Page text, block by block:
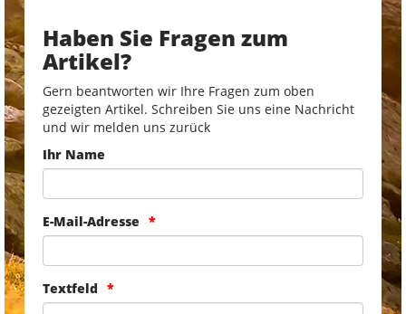
Haben Sie Fragen zum
Artikel?
Gern beantworten wir Ihre Fragen zum oben
gezeigten Artikel. Schreiben Sie uns eine Nachricht
und wir melden uns zurück
Ihr Name
E-Mail-Adresse
Textfeld